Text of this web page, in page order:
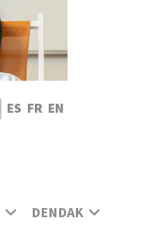
ES FR EN
DENDAK